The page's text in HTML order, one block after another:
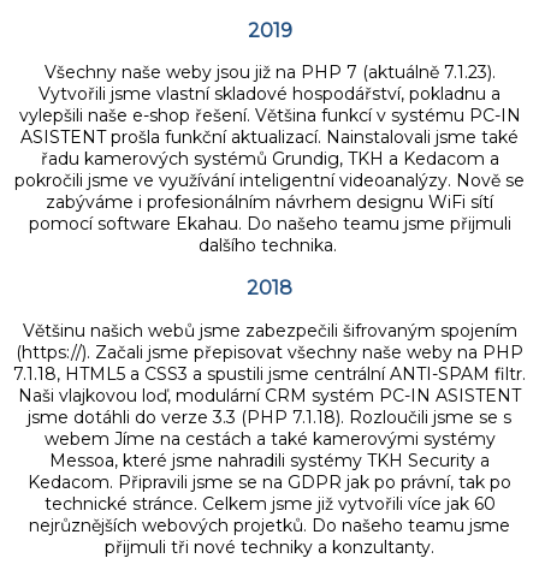
2019
Všechny naše weby jsou již na PHP 7 (aktuálně 7.1.23).
Vytvořili jsme vlastní skladové hospodářství, pokladnu a
vylepšili naše e-shop řešení. Většina funkcí v systému PC-IN
ASISTENT prošla funkční aktualizací. Nainstalovali jsme také
řadu kamerových systémů Grundig, TKH a Kedacom a
pokročili jsme ve využívání inteligentní videoanalýzy. Nově se
zabýváme i profesionálním návrhem designu WiFi sítí
pomocí software Ekahau. Do našeho teamu jsme přijmuli
dalšího technika.
2018
Většinu našich webů jsme zabezpečili šifrovaným spojením
(https://). Začali jsme přepisovat všechny naše weby na PHP
7.1.18, HTML5 a CSS3 a spustili jsme centrální ANTI-SPAM filtr.
Naši vlajkovou loď, modulární CRM systém PC-IN ASISTENT
jsme dotáhli do verze 3.3 (PHP 7.1.18). Rozloučili jsme se s
webem Jíme na cestách a také kamerovými systémy
Messoa, které jsme nahradili systémy TKH Security a
Kedacom. Připravili jsme se na GDPR jak po právní, tak po
technické stránce. Celkem jsme již vytvořili více jak 60
nejrůznějších webových projetků. Do našeho teamu jsme
přijmuli tři nové techniky a konzultanty.